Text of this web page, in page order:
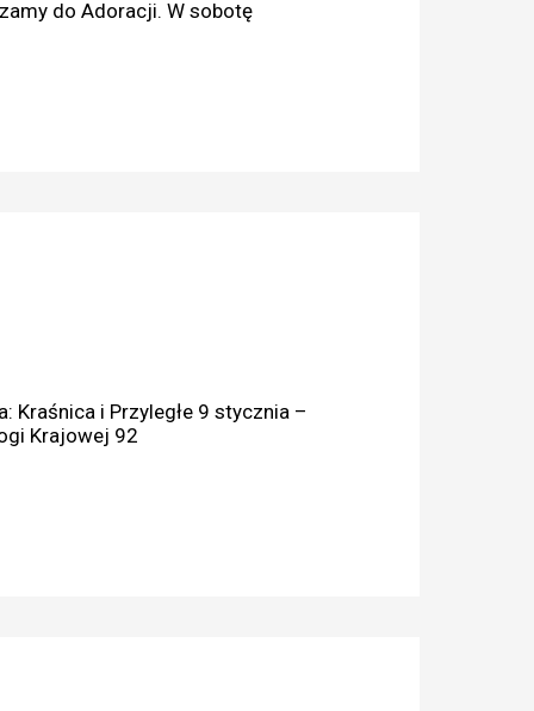
do Adoracji. W sobotę
Kraśnica i Przyległe 9 stycznia –
do Drogi Krajowej 92